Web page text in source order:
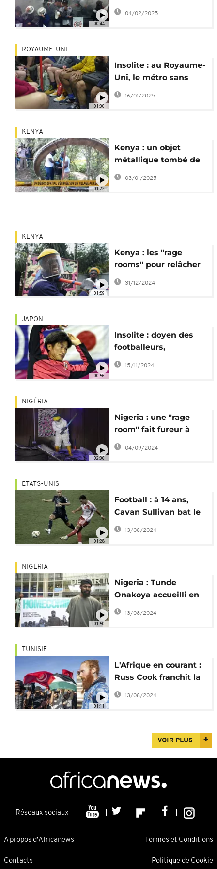
00:44
des fumigènes
04/02/2025
01:00
ROYAUME-UNI
Insolite : au Royaume-
Uni, le métro sans
pantalon pour la
"bonne humeur"
16/01/2025
01:22
KENYA
Kenya : un objet
métallique tombé de
l'espace atterrit dans
un village
03/01/2025
01:59
KENYA
Kenya : les "rage
rooms" pour relâcher
la pression
31/12/2024
00:56
JAPON
Insolite : doyen des
footballeurs,
Kazuyoshi Miura
entame sa 40e saison
15/11/2024
02:06
NIGÉRIA
Nigeria : une "rage
room" fait fureur à
Lagos
04/09/2024
01:28
ETATS-UNIS
Football : à 14 ans,
Cavan Sullivan bat le
record de précocité en
13/08/2024
01:50
NIGÉRIA
Nigeria : Tunde
Onakoya accueilli en
champion apres son
marathon d'échecs
13/08/2024
01:11
TUNISIE
L'Afrique en courant :
Russ Cook franchit la
ligne d'arrivée en
Tunisie
13/08/2024
VOIR PLUS
Réseaux sociaux
A propos d'Africanews Termes et Conditions
Contacts Politique de Cookie